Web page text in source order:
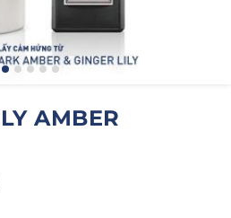
AMBER